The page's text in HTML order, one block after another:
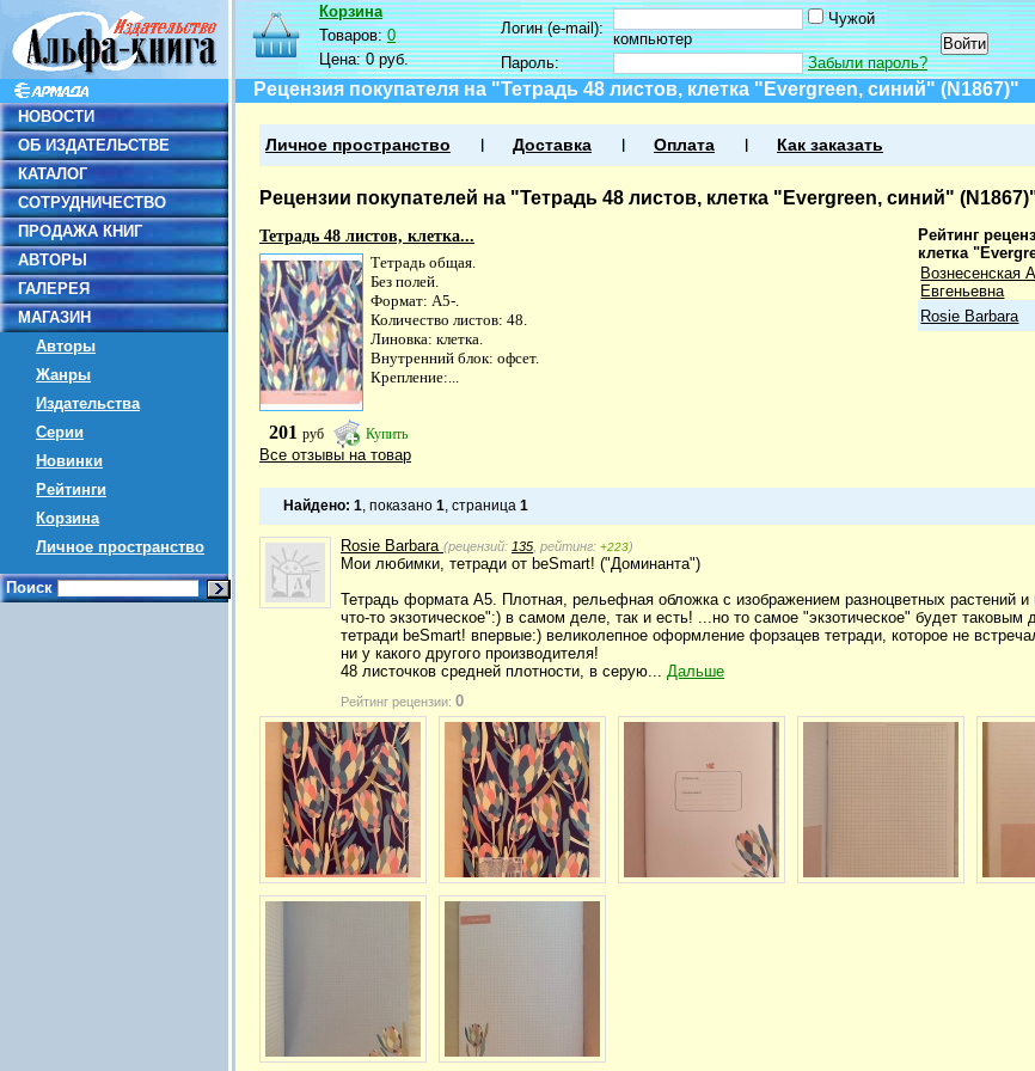
НОВОСТИ
ОБ ИЗДАТЕЛЬСТВЕ
КАТАЛОГ
СОТРУДНИЧЕСТВО
ПРОДАЖА КНИГ
АВТОРЫ
ГАЛЕРЕЯ
МАГАЗИН
Авторы
Жанры
Издательства
Серии
Новинки
Рейтинги
Корзина
Личное пространство
Поиск
Корзина
Товаров:0
Цена:0 руб.
Логин (e-mail):
Чужой
компьютер
Пароль:
Забыли пароль?
Рецензия покупателя на "Тетрадь 48 листов, клетка "Evergreen, синий" (N1867)"
Личное пространство Доставка Оплата Как заказать
Рецензии покупателей на "Тетрадь 48 листов, клетка "Evergreen, синий"
Рейтинг
клетка
Вознесенская
Евгеньевна
Rosie Barbara
Тетрадь 48 листов, клетка...
Тетрадь общая.
Без полей.
Формат: А5-.
Количество листов: 48.
Линовка: клетка.
Внутренний блок: офсет.
Крепление:...
201 руб Купить
Все отзывы на товар
Найдено: 1, показано 1, страница 1
Rosie Barbara (рецензий: 135 , рейтинг: +223)
Мои любимки, тетради от beSmart! ("Доминанта")
Тетрадь формата А5. Плотная, рельефная обложка с изображением разноцветных растений и
что-то экзотическое":) в самом деле, так и есть! ...но то самое "экзотическое" будет таковым
тетради beSmart! впервые:) великолепное оформление форзацев тетради, которое не
ни у какого другого производителя!
48 листочков средней плотности, в серую... Дальше
Рейтинг рецензии: 0